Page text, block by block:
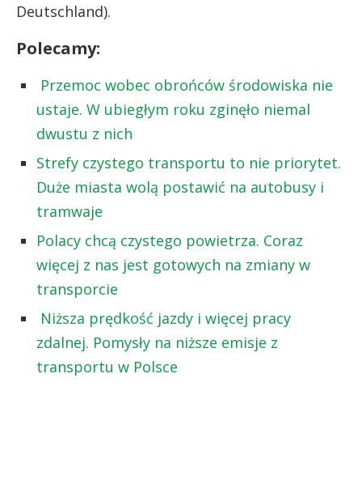
Deutschland).
Polecamy:
Przemoc wobec obrońców środowiska nie
ustaje. W ubiegłym roku zginęło niemal
dwustu z nich
Strefy czystego transportu to nie priorytet.
Duże miasta wolą postawić na autobusy i
tramwaje
Polacy chcą czystego powietrza. Coraz
więcej z nas jest gotowych na zmiany w
transporcie
Niższa prędkość jazdy i więcej pracy
zdalnej. Pomysły na niższe emisje z
transportu w Polsce